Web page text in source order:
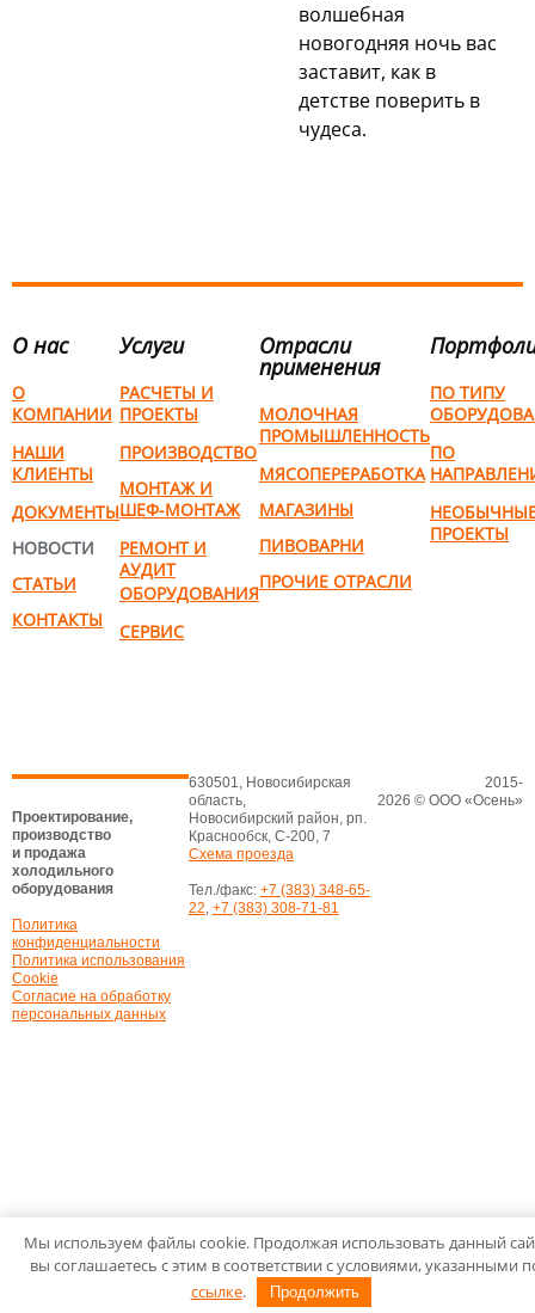
волшебная
новогодняя ночь вас
заставит, как в
детстве поверить в
чудеса.
О нас
О
КОМПАНИИ
НАШИ
КЛИЕНТЫ
ДОКУМЕНТЫ
НОВОСТИ
СТАТЬИ
КОНТАКТЫ
Услуги
РАСЧЕТЫ И
ПРОЕКТЫ
ПРОИЗВОДСТВО
МОНТАЖ И
ШЕФ-МОНТАЖ
РЕМОНТ И
АУДИТ
ОБОРУДОВАНИЯ
СЕРВИС
Отрасли
применения
МОЛОЧНАЯ
ПРОМЫШЛЕННОСТЬ
МЯСОПЕРЕРАБОТКА
МАГАЗИНЫ
ПИВОВАРНИ
ПРОЧИЕ ОТРАСЛИ
ПО ТИПУ
ПО
ПРОЕКТЫ
Проектирование,
производство
и продажа
холодильного
оборудования
Политика
конфиденциальности
Политика использования
Cookie
Согласие на обработку
персональных данных
630501, Новосибирская
область,
Новосибирский район, рп.
Краснообск, С-200, 7
Схема проезда
Тел./факс: +7 (383) 348-65-
22, +7 (383) 308-71-81
2015-
2026 © ООО «Осень»
Мы используем файлы cookie. Продолжая использовать данный
вы соглашаетесь с этим в соответствии с условиями, указанными
ссылке. Продолжить